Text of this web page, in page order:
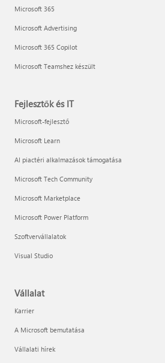
Microsoft 365
Microsoft Advertising
Microsoft 365 Copilot
Microsoft Teamshez készült
Fejlesztők és IT
Microsoft-fejlesztő
Microsoft Learn
AI piactéri alkalmazások támogatása
Microsoft Tech Community
Microsoft Marketplace
Microsoft Power Platform
Szoftvervállalatok
Visual Studio
Vállalat
Karrier
A Microsoft bemutatása
Vállalati hírek